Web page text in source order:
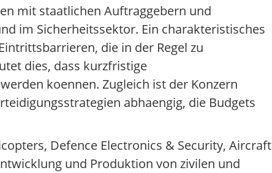
mit staatlichen Auftraggebern und
im Sicherheitssektor. Ein charakteristisches
die in der Regel zu
dies, dass kurzfristige
koennen. Zugleich ist der Konzern
abhaengig, die Budgets
Defence Electronics & Security, Aircraft
und Produktion von zivilen und